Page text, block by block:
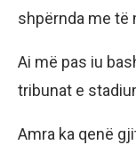
shpërnda me të
Ai më pas iu
tribunat e
Amra ka qenë